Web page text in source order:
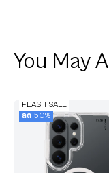
You May
FLASH SALE
ลด 50%